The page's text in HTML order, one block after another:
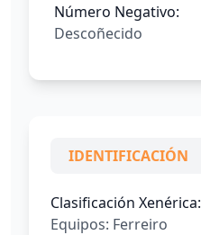
Número Negativo:
Descoñecido
IDENTIFICACIÓN
Clasificación Xenérica:
Equipos: Ferreiro